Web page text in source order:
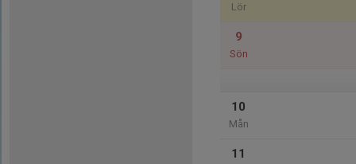
Lör
9
Sön
10
Mån
11